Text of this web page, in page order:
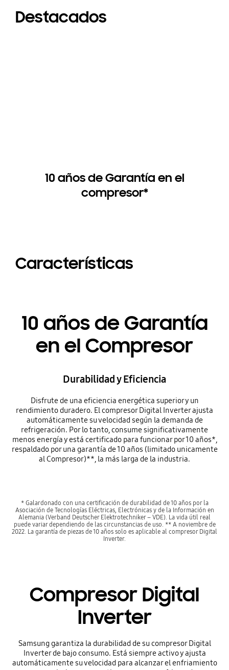
Destacados
10 años de Garantía en el
compresor*
Características
10 años de Garantía
en el Compresor
Durabilidad y Eficiencia
Disfrute de una eficiencia energética superior y un
rendimiento duradero. El compresor Digital Inverter ajusta
automáticamente su velocidad según la demanda de
refrigeración. Por lo tanto, consume significativamente
menos energía y está certificado para funcionar por 10 años*,
respaldado por una garantía de 10 años (limitado unicamente
al Compresor)**, la más larga de la industria.
* Galardonado con una certificación de durabilidad de 10 años por la
Asociación de Tecnologías Eléctricas, Electrónicas y de la Información en
Alemania (Verband Deutscher Elektrotechniker – VDE). La vida útil real
puede variar dependiendo de las circunstancias de uso. ** A noviembre de
2022. La garantía de piezas de 10 años solo es aplicable al compresor Digital
Inverter.
Compresor Digital
Inverter
Samsung garantiza la durabilidad de su compresor Digital
Inverter de bajo consumo. Está siempre activo y ajusta
automáticamente su velocidad para alcanzar el enfriamiento